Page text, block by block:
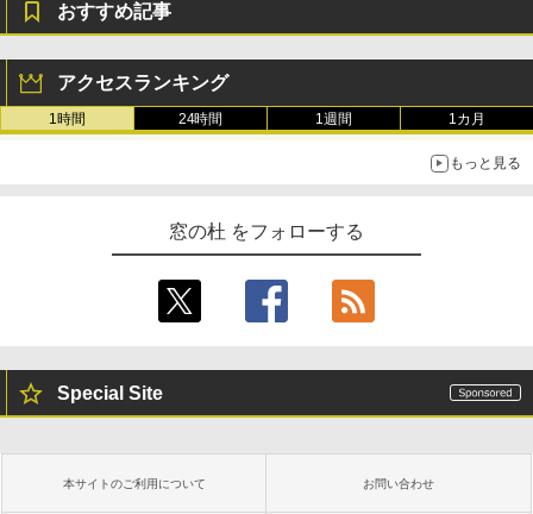
おすすめ記事
アクセスランキング
1時間 24時間 1週間 1カ月
もっと見る
窓の杜 をフォローする
Special Site
本サイトのご利用について お問い合わせ